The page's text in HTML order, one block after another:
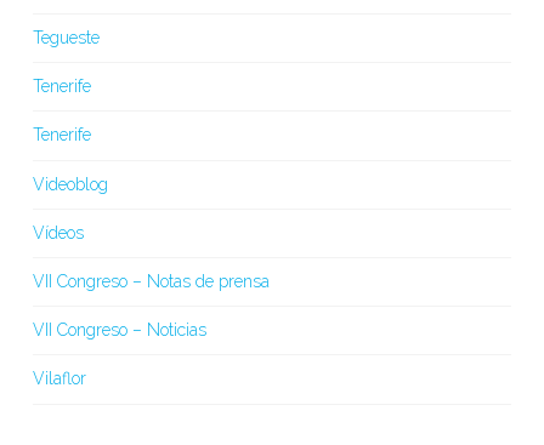
Tegueste
Tenerife
Tenerife
Videoblog
Vídeos
VII Congreso – Notas de prensa
VII Congreso – Noticias
Vilaflor